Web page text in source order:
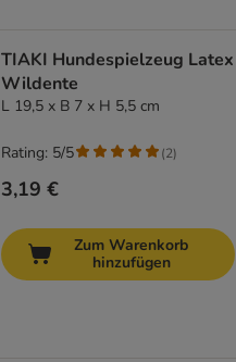
TIAKI Hundespielzeug Latex
Wildente
L 19,5 x B 7 x H 5,5 cm
3,19 €
Rating: 5/5 (2)
Zum Warenkorb
hinzufügen